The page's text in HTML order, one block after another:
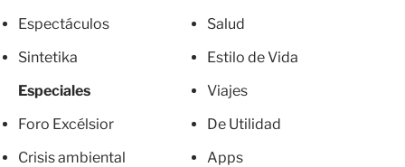
Espectáculos
Sintetika
Especiales
Foro Excélsior
Crisis ambiental
Salud
Estilo de Vida
Viajes
De Utilidad
Apps